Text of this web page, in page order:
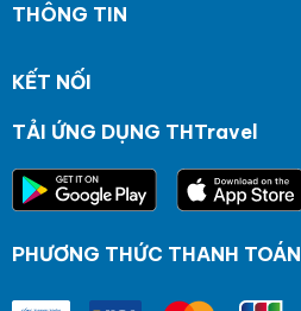
THÔNG TIN
KẾT NỐI
TẢI ỨNG DỤNG THTravel
PHƯƠNG THỨC THANH TOÁN